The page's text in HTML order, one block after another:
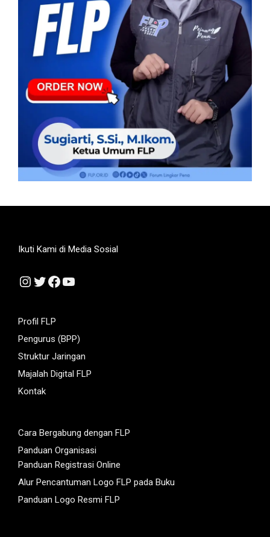
Ikuti Kami di Media Sosial
Instagram
Twitter
Facebook
YouTube
Profil FLP
Pengurus (BPP)
Struktur Jaringan
Majalah Digital FLP
Kontak
Cara Bergabung dengan FLP
Panduan Organisasi
Panduan Registrasi Online
Alur Pencantuman Logo FLP pada Buku
Panduan Logo Resmi FLP